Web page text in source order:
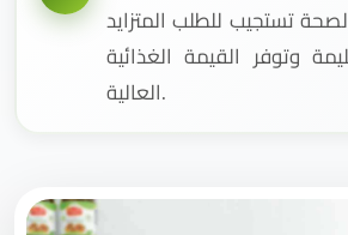
تستجيب للطلب المتزايد
وتوفر القيمة الغذائية
العالية.